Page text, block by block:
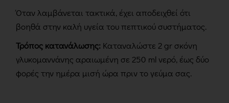
Όταν λαμβάνεται τακτικά, έχει αποδειχθεί ότι
βοηθά στην καλή υγεία του πεπτικού συστήματος.
Τρόπος κατανάλωσης: Καταναλώστε 2 gr σκόνη
γλυκομαννάνης αραιωμένη σε 250 ml νερό, έως δύο
φορές την ημέρα μισή ώρα πριν το γεύμα σας.